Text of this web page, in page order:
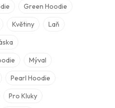
Green Hoodie
Květiny Laň
Mýval
Pearl Hoodie
Pro Kluky